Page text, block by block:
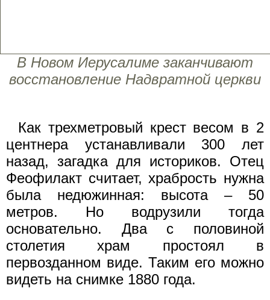
В Новом Иерусалиме заканчивают
восстановление Надвратной церкви
Как трехметровый крест весом в 2
центнера устанавливали 300 лет
назад, загадка для историков. Отец
Феофилакт считает, храбрость нужна
была недюжинная: высота – 50
метров. Но водрузили тогда
основательно. Два с половиной
столетия храм простоял в
первозданном виде. Таким его можно
видеть на снимке 1880 года.